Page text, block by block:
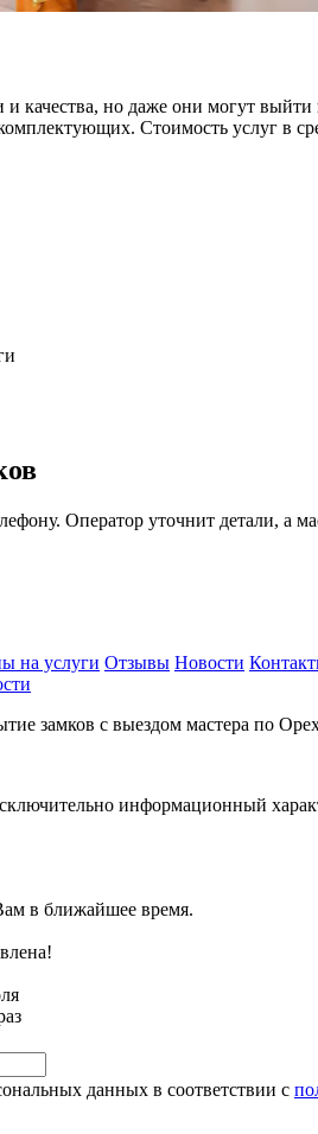
качества, но даже они могут
Стоимость услуг в
Оператор уточнит детали, а
на услуги Отзывы Новости
замков с выездом мастера по
информационный
в ближайшее время.
данных в соответствии с